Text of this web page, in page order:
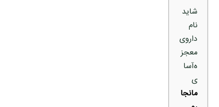
شاید
نام
داروی
معجز
ه‌آسا
ی
مانجا